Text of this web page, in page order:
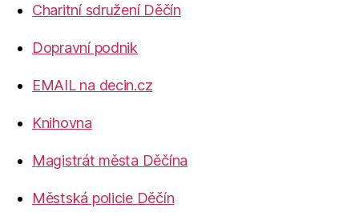
Charitní sdružení Děčín
Dopravní podnik
EMAIL na decin.cz
Knihovna
Magistrát města Děčína
Městská policie Děčín